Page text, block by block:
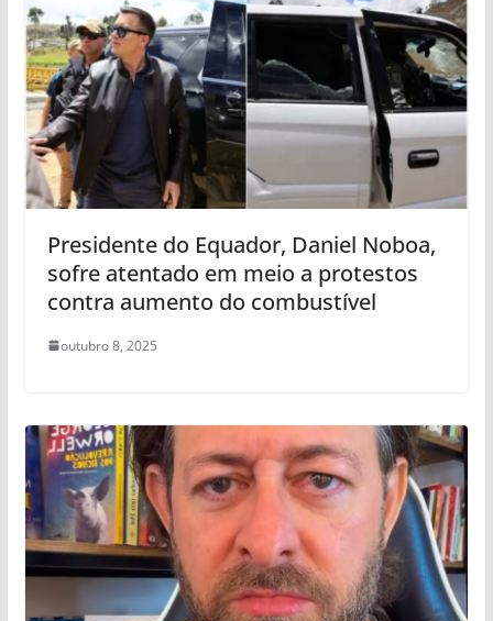
Presidente do Equador, Daniel Noboa,
sofre atentado em meio a protestos
contra aumento do combustível
outubro 8, 2025